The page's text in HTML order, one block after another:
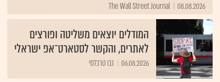
08.08.2026
The Wall Street Journal
המודלים יוצאים משליטה ופורצים
לאתרים, והקשר לסטארט־אפ ישראלי
06.08.2026 נבו טרבלסי